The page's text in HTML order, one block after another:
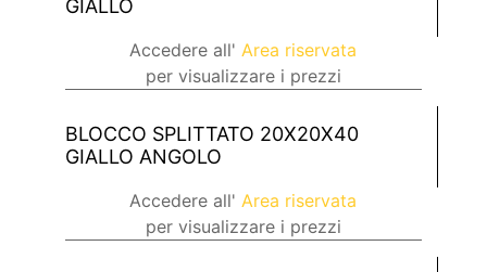
GIALLO
Accedere all'Area riservata
per visualizzare i prezzi
BLOCCO SPLITTATO 20X20X40
GIALLO ANGOLO
Accedere all'Area riservata
per visualizzare i prezzi